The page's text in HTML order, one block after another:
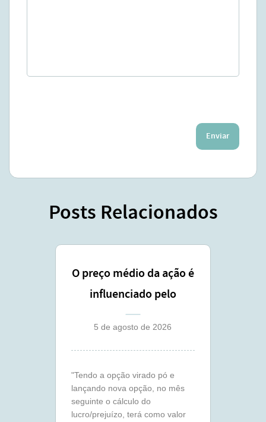
Enviar
Posts Relacionados
O preço médio da ação é
influenciado pelo
lançamento coberto ?
5 de agosto de 2026
"Tendo a opção virado pó e
lançando nova opção, no mês
seguinte o cálculo do
lucro/prejuízo, terá como valor